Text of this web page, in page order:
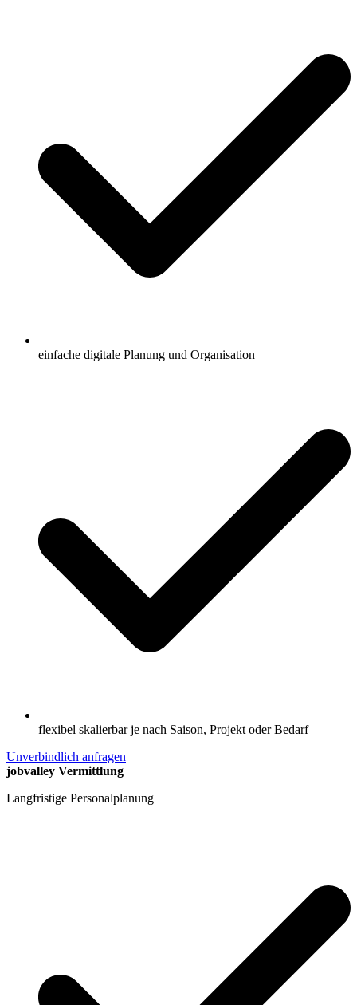
einfache digitale Planung und Organisation
flexibel skalierbar je nach Saison, Projekt oder Bedarf
Unverbindlich anfragen
jobvalley Vermittlung
Langfristige Personalplanung